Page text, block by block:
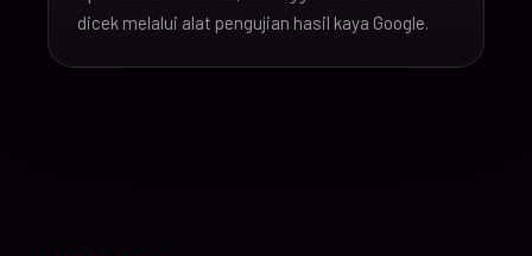
dicek melalui alat pengujian hasil kaya Google.